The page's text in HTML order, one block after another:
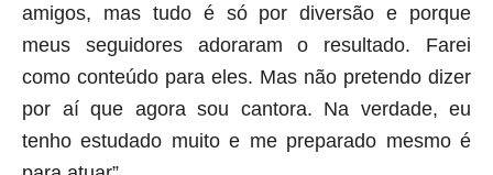
amigos, mas tudo é só por diversão e porque
meus seguidores adoraram o resultado. Farei
como conteúdo para eles. Mas não pretendo dizer
por aí que agora sou cantora. Na verdade, eu
tenho estudado muito e me preparado mesmo é